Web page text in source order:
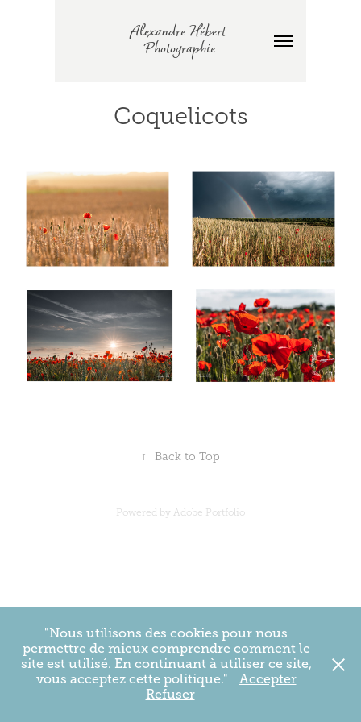
Alexandre Hébert
Photographie
Coquelicots
↑ Back to Top
Powered by Adobe Portfolio
"Nous utilisons des cookies pour nous
permettre de mieux comprendre comment le
site est utilisé. En continuant à utiliser ce site,
vous acceptez cette politique."
Accepter
Refuser